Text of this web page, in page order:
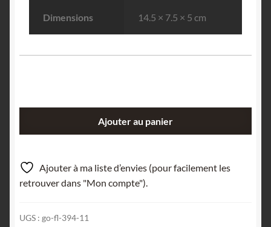
Dimensions 14.5 × 7.5 × 5 cm
Peny,
Razès,
Monts
Haute-
Ajouter au panier
Ajouter à ma liste d’envies (pour facilement les
retrouver dans "Mon compte").
UGS : go-fl-394-11